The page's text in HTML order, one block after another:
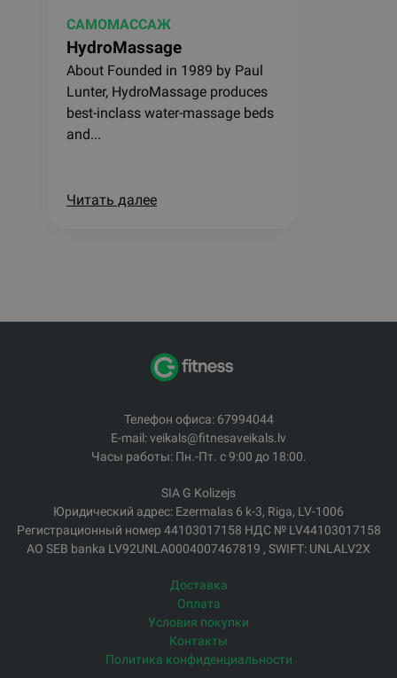
САМОМАССАЖ
HydroMassage
About Founded in 1989 by Paul
Lunter, HydroMassage produces
best-inclass water-massage beds
and...
Читать далее
Телефон офиса: 67994044
E-mail: veikals@fitnesaveikals.lv
Часы работы: Пн.-Пт. с 9:00 до 18:00.
SIA G Kolizejs
Юридический адрес: Ezermalas 6 k-3, Riga, LV-1006
Регистрационный номер 44103017158 НДС № LV44103017158
АО SEB banka LV92UNLA0004007467819 , SWIFT: UNLALV2X
Доставка
Оплата
Условия покупки
Контакты
Политика конфиденциальности